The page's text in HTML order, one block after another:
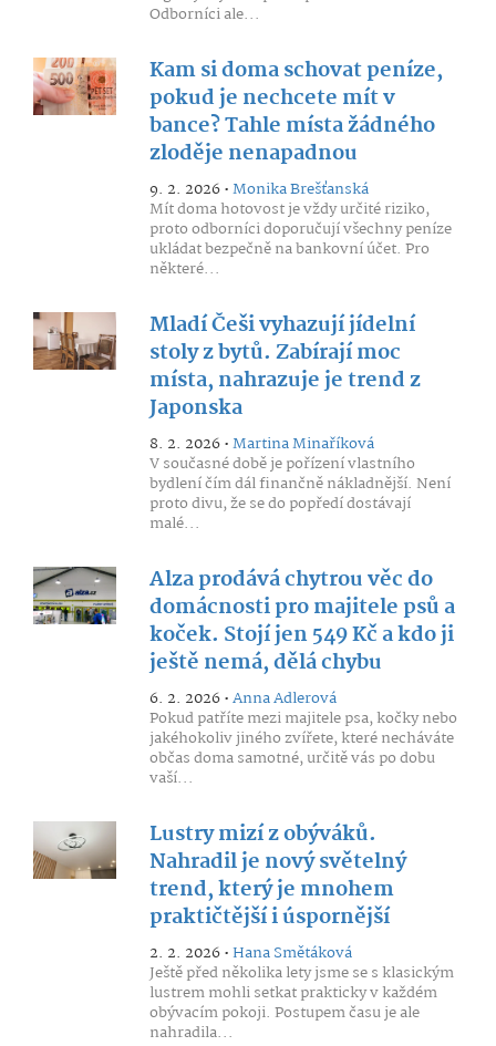
Odborníci ale...
Kam si doma schovat peníze,
pokud je nechcete mít v
bance? Tahle místa žádného
zloděje nenapadnou
9. 2. 2026 •Monika Brešťanská
Mít doma hotovost je vždy určité riziko,
proto odborníci doporučují všechny peníze
ukládat bezpečně na bankovní účet. Pro
některé...
Mladí Češi vyhazují jídelní
stoly z bytů. Zabírají moc
místa, nahrazuje je trend z
Japonska
8. 2. 2026 •Martina Minaříková
V současné době je pořízení vlastního
bydlení čím dál finančně nákladnější. Není
proto divu, že se do popředí dostávají
malé...
Alza prodává chytrou věc do
domácnosti pro majitele psů a
koček. Stojí jen 549 Kč a kdo ji
ještě nemá, dělá chybu
6. 2. 2026 •Anna Adlerová
Pokud patříte mezi majitele psa, kočky nebo
jakéhokoliv jiného zvířete, které necháváte
občas doma samotné, určitě vás po dobu
vaší...
Lustry mizí z obýváků.
Nahradil je nový světelný
trend, který je mnohem
praktičtější i úspornější
2. 2. 2026 •Hana Smětáková
Ještě před několika lety jsme se s klasickým
lustrem mohli setkat prakticky v každém
obývacím pokoji. Postupem času je ale
nahradila...